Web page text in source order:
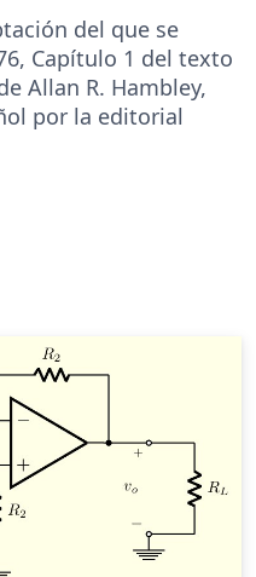
del que se
Capítulo 1 del texto
Allan R. Hambley,
por la editorial